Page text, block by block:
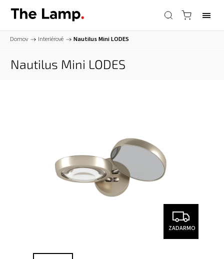
Domov / Interiérové / Nautilus MiniLODES
Nautilus Mini LODES
ZADARMO